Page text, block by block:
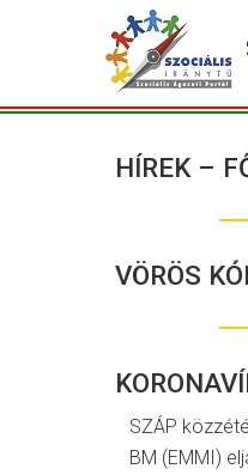
HÍREK –
VÖRÖS
SZÁP
BM (EMMI)